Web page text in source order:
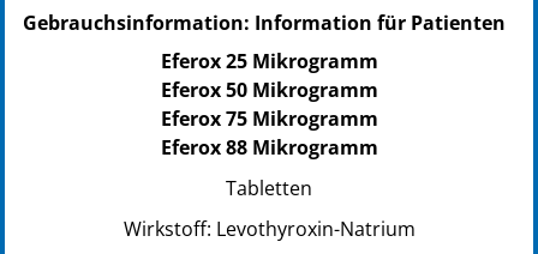
Gebrauchsinformation: Information für Patienten
Eferox 25 Mikrogramm
Eferox 50 Mikrogramm
Eferox 75 Mikrogramm
Eferox 88 Mikrogramm
Tabletten
Wirkstoff: Levothyroxin-Natrium